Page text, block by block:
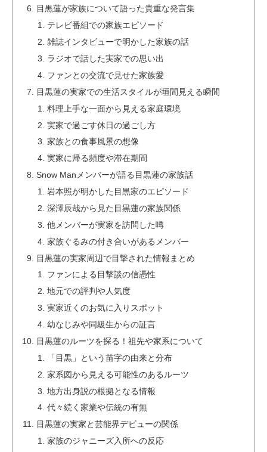
目黒蓮が家族について語った貴重な発言集
テレビ番組での家族エピソード
雑誌インタビューで明かした家族の話
ラジオで話した実家での思い出
ファンとの交流で見せた家族愛
目黒蓮の実家での生活スタイルが垣間見える瞬間
料理上手な一面から見える家庭環境
実家で過ごす休日の過ごし方
家族との食事風景の想像
実家に帰る頻度や滞在期間
Snow Manメンバーが語る目黒蓮の家族話
岩本照が明かした目黒家のエピソード
深澤辰哉から見た目黒蓮の家族関係
他メンバーが実家を訪問した噂
家族ぐるみの付き合いがあるメンバー
目黒蓮の実家周辺で目撃された情報まとめ
ファンによる目撃談の信憑性
地元での評判や人気度
実家近くのお気に入りスポット
幼なじみや同級生からの証言
目黒蓮のルーツを探る！祖先や家系について
「目黒」という苗字の由来と分布
家系図から見える可能性のあるルーツ
地方出身説の根拠となる情報
代々続く家業や伝統の有無
目黒蓮の実家と芸能界デビューの関係
家族のジャニーズ入所への反応